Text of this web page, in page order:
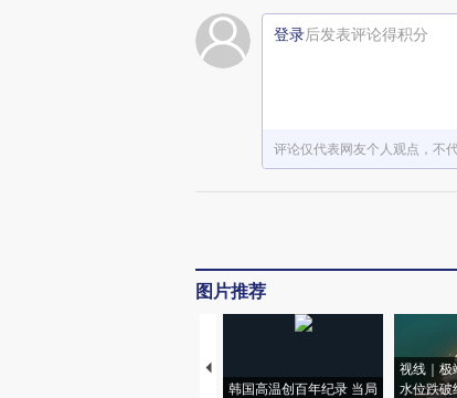
登录后发表评论得积分
评论仅代表网友个人观点，不
图片推荐
韩国高温创百年纪录 当局
视线｜极
水位跌破